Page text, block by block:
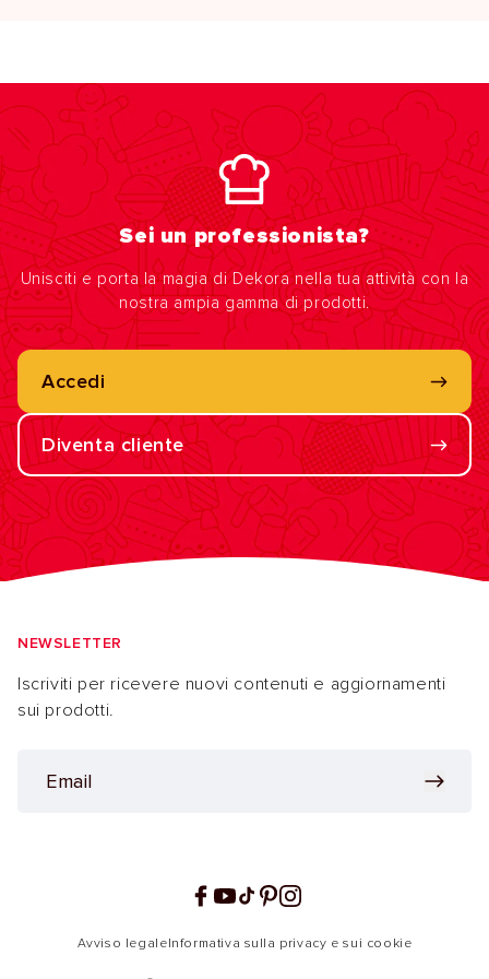
Sei un professionista?
Unisciti e porta la magia di Dekora nella tua attività con la
nostra ampia gamma di prodotti.
Accedi
Diventa cliente
NEWSLETTER
Iscriviti per ricevere nuovi contenuti e aggiornamenti
sui prodotti.
Facebook
YouTube
TikTokPinterest
Instagram
Avviso legaleInformativa sulla privacy e sui cookie